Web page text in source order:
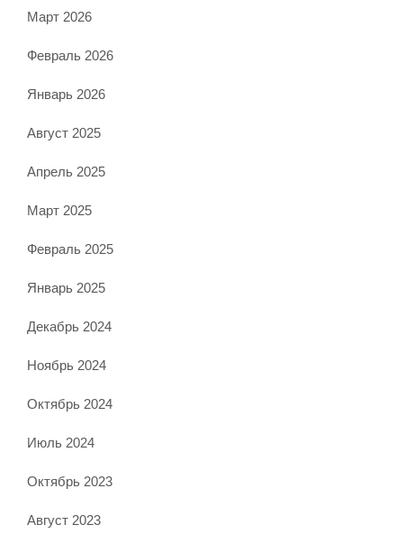
Март 2026
Февраль 2026
Январь 2026
Август 2025
Апрель 2025
Март 2025
Февраль 2025
Январь 2025
Декабрь 2024
Ноябрь 2024
Октябрь 2024
Июль 2024
Октябрь 2023
Август 2023